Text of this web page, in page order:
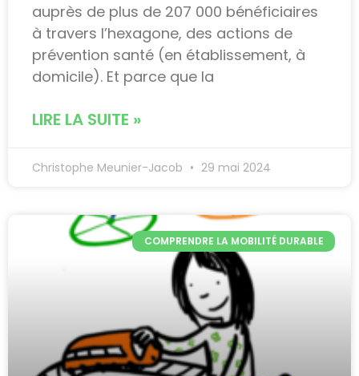
auprès de plus de 207 000 bénéficiaires
à travers l’hexagone, des actions de
prévention santé (en établissement, à
domicile). Et parce que la
LIRE LA SUITE »
Christophe Meunier-Jacob 29 mai 2024
COMPRENDRE LA MOBILITÉ DURABLE